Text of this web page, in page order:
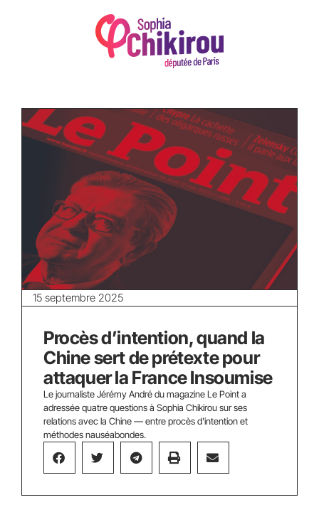
15 septembre 2025
Procès d’intention, quand la
Chine sert de prétexte pour
attaquer la France Insoumise
Le journaliste Jérémy André du magazine Le Point a
adressée quatre questions à Sophia Chikirou sur ses
relations avec la Chine — entre procès d'intention et
méthodes nauséabondes.